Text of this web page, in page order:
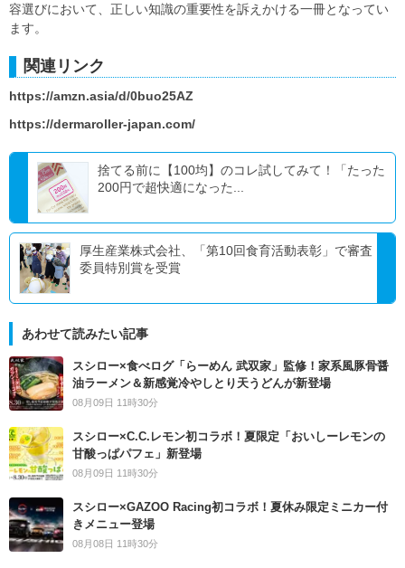
容選びにおいて、正しい知識の重要性を訴えかける一冊となってい
ます。
関連リンク
https://amzn.asia/d/0buo25AZ
https://dermaroller-japan.com/
捨てる前に【100均】のコレ試してみて！「たった
200円で超快適になった...
厚生産業株式会社、「第10回食育活動表彰」で審査
委員特別賞を受賞
あわせて読みたい記事
スシロー×食べログ「らーめん 武双家」監修！家系風豚骨醤
油ラーメン＆新感覚冷やしとり天うどんが新登場
08月09日 11時30分
スシロー×C.C.レモン初コラボ！夏限定「おいしーレモンの
甘酸っぱパフェ」新登場
08月09日 11時30分
スシロー×GAZOO Racing初コラボ！夏休み限定ミニカー付
きメニュー登場
08月08日 11時30分